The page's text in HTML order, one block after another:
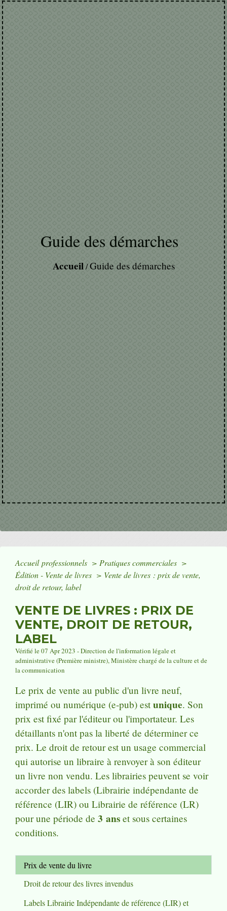
Guide des démarches
Accueil /Guide des démarches
Accueil professionnels > Pratiques commerciales >
Édition - Vente de livres > Vente de livres : prix de vente,
droit de retour, label
VENTE DE LIVRES : PRIX DE
VENTE, DROIT DE RETOUR,
LABEL
Vérifié le 07 Apr 2023 - Direction de l'information légale et
administrative (Première ministre), Ministère chargé de la culture et de
la communication
Le prix de vente au public d'un livre neuf,
imprimé ou numérique (e-pub) est unique. Son
prix est fixé par l'éditeur ou l'importateur. Les
détaillants n'ont pas la liberté de déterminer ce
prix. Le droit de retour est un usage commercial
qui autorise un libraire à renvoyer à son éditeur
un livre non vendu. Les librairies peuvent se voir
accorder des labels (Librairie indépendante de
référence (LIR) ou Librairie de référence (LR)
pour une période de 3 ans et sous certaines
conditions.
Prix de vente du livre
Droit de retour des livres invendus
Labels Librairie Indépendante de référence (LIR) et